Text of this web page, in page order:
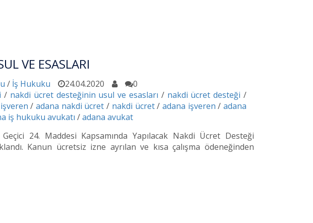
VE ESASLARI
/ İş Hukuku 24.04.2020
0
/ nakdi ücret desteğinin usul ve esasları / nakdi ücret desteği /
işveren /adana nakdi ücret / nakdi ücret/ adana işveren /adana
iş hukuku avukatı /adana avukat
24. Maddesi Kapsamında Yapılacak Nakdi Ücret Desteği
Kanun ücretsiz izne ayrılan ve kısa çalışma ödeneğinden